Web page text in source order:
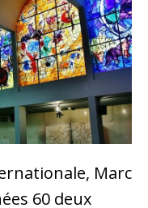
Marc
60 deux